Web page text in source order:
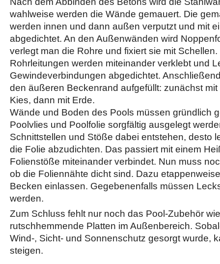
wahlweise werden die Wände gemauert. Die
werden innen und dann außen verputzt und mit
abgedichtet. An den Außenwänden wird
verlegt man die Rohre und fixiert sie mit
Rohrleitungen werden miteinander verklebt und
Gewindeverbindungen abgedichtet.
den äußeren Beckenrand aufgefüllt: zunächst
Kies, dann mit Erde.
Wände und Boden des Pools müssen gründlich
Poolvlies und Poolfolie sorgfältig ausgelegt
Schnittstellen und Stöße dabei entstehen, desto
die Folie abzudichten. Das passiert mit einem
Folienstöße miteinander verbindet. Nun muss
ob die Foliennähte dicht sind. Dazu
Becken einlassen. Gegebenenfalls müssen
werden.
Zum Schluss fehlt nur noch das Pool-Zubehör
rutschhemmende Platten im Außenbereich.
Wind-, Sicht- und Sonnenschutz gesorgt wurde,
steigen.